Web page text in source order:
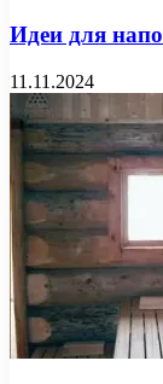
Идеи для
11.11.2024